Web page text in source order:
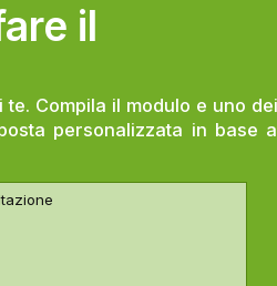
il
Compila il modulo e uno
personalizzata in base